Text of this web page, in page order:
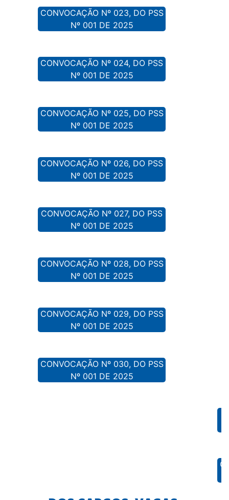
CONVOCAÇÃO Nº 023, DO PSS
Nº 001 DE 2025
CONVOCAÇÃO Nº 024, DO PSS
Nº 001 DE 2025
CONVOCAÇÃO Nº 025, DO PSS
Nº 001 DE 2025
CONVOCAÇÃO Nº 026, DO PSS
Nº 001 DE 2025
CONVOCAÇÃO Nº 027, DO PSS
Nº 001 DE 2025
CONVOCAÇÃO Nº 028, DO PSS
Nº 001 DE 2025
CONVOCAÇÃO Nº 029, DO PSS
Nº 001 DE 2025
CONVOCAÇÃO Nº 030, DO PSS
Nº 001 DE 2025